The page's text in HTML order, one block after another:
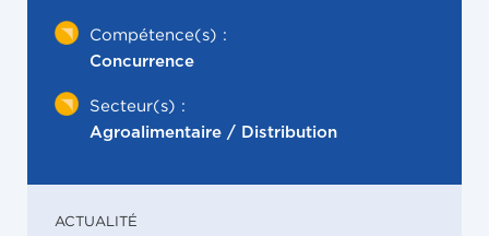
Compétence(s) :
Concurrence
Secteur(s) :
Agroalimentaire / Distribution
ACTUALITÉ